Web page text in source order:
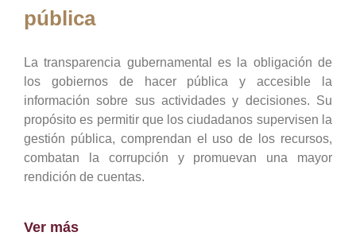
pública
La transparencia gubernamental es la obligación de
los gobiernos de hacer pública y accesible la
información sobre sus actividades y decisiones. Su
propósito es permitir que los ciudadanos supervisen la
gestión pública, comprendan el uso de los recursos,
combatan la corrupción y promuevan una mayor
rendición de cuentas.
Ver más